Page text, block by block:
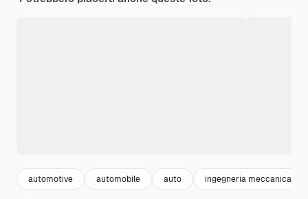
automotive automobile auto ingegneria meccanica